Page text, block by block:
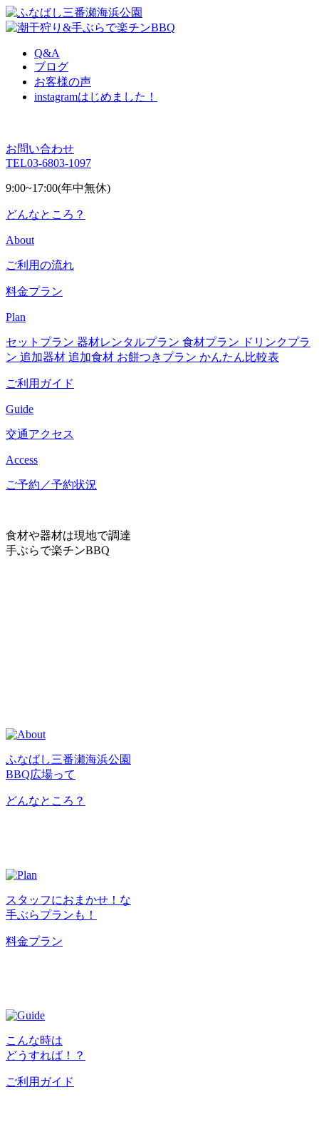
Q&A
ブログ
お客様の声
instagramはじめました！
お問い合わせ
TEL03-6803-1097
9:00~17:00(年中無休)
どんなところ？
About
ご利用の流れ
料金プラン
Plan
セットプラン 器材レンタルプラン 食材プラン ドリンクプラ
ン 追加器材 追加食材 お餅つきプラン かんたん比較表
ご利用ガイド
Guide
交通アクセス
Access
ご予約／予約状況
食材や器材は現地で調達
手ぶらで楽チンBBQ
ふなばし三番瀬海浜公園
BBQ広場って
どんなところ？
スタッフにおまかせ！な
手ぶらプランも！
料金プラン
こんな時は
どうすれば！？
ご利用ガイド